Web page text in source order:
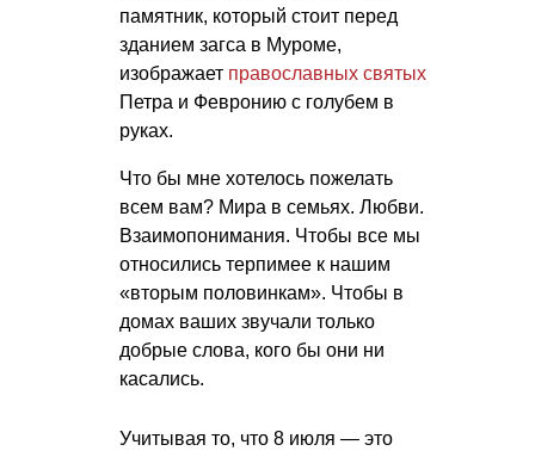
памятник, который стоит перед
зданием загса в Муроме,
изображает православных святых
Петра и Февронию с голубем в
руках.
Что бы мне хотелось пожелать
всем вам? Мира в семьях. Любви.
Взаимопонимания. Чтобы все мы
относились терпимее к нашим
«вторым половинкам». Чтобы в
домах ваших звучали только
добрые слова, кого бы они ни
касались.
Учитывая то, что 8 июля — это